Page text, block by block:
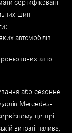
сертифіковані
шин
автомобілів
авто
або сезонне
Mercedes-
центрі
витраті палива,